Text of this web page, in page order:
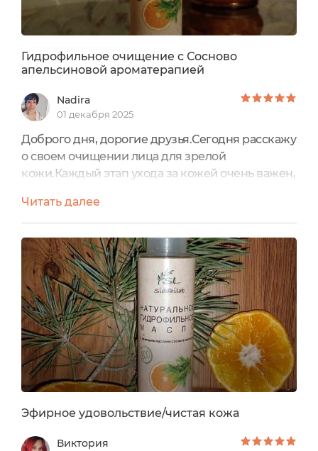
Гидрофильное очищение с Сосново
апельсиновой ароматерапией
Nadira
01 декабря 2025
Доброго дня, дорогие друзья.Сегодня расскажу
о своем очищении лица для зрелой
кожи.Каждый этап ухода за кожей очень важен,
нашей коже без хорошего очищения.
Ежедневное очищение гелями, либо пенками,
это, конечно, хорошо, но есть ещё один способ
и способ этот довольно классные и приятный.
Очищение кожи с помощью гидрофильного
масла даёт возможность правильно...
Читать далее
Эфирное удовольствие/чистая кожа
Виктория